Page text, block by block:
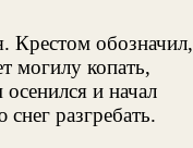
Крестом обозначил,
могилу копать,
и начал
разгребать.